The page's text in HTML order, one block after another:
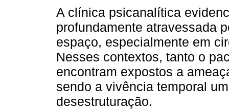
A clínica psicanalítica
profundamente atravessada
espaço, especialmente em
Nesses contextos, tanto o
encontram expostos a
sendo a vivência temporal
desestruturação.